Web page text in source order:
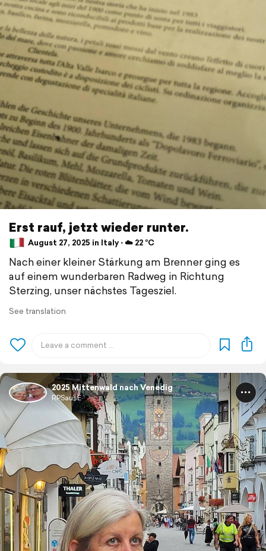
Erst rauf, jetzt wieder runter.
August 27, 2025 in Italy ⋅ ☁️ 22 °C
Nach einer kleiner Stärkung am Brenner ging es
auf einem wunderbaren Radweg in Richtung
Sterzing, unser nächstes Tagesziel.
See translation
2025 Mittenwald nach Venedig
RPSausE